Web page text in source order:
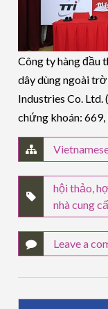
Công ty hàng đầu
dây dùng ngoài
Industries Co. Ltd.
chứng khoán: 669,
hội thảo ,
nhà cung
Leave a